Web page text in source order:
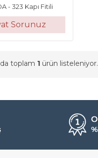
- 323 Kapı Fitili
Sorunuz
toplam 1 ürün listeleniyor.